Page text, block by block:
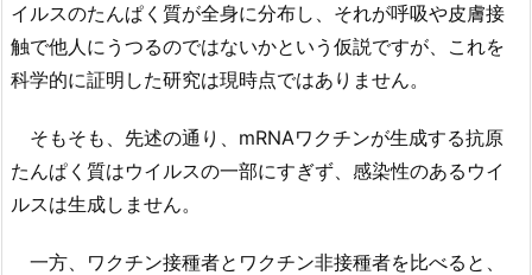
イルスのたんぱく質が全身に分布し、それが呼吸や皮膚接
触で他人にうつるのではないかという仮説ですが、これを
科学的に証明した研究は現時点ではありません。
そもそも、先述の通り、mRNAワクチンが生成する抗原
たんぱく質はウイルスの一部にすぎず、感染性のあるウイ
ルスは生成しません。
一方、ワクチン接種者とワクチン非接種者を比べると、